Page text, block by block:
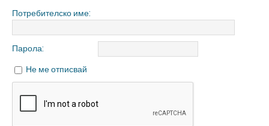
Потребителско име:
Парола:
Не ме отписвай